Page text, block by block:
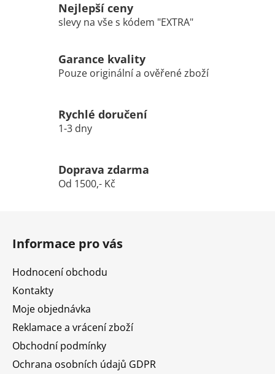
Nejlepší ceny
slevy na vše s kódem "EXTRA"
Garance kvality
Pouze originální a ověřené zboží
Rychlé doručení
1-3 dny
Doprava zdarma
Od 1500,- Kč
Informace pro vás
Hodnocení obchodu
Kontakty
Moje objednávka
Reklamace a vrácení zboží
Obchodní podmínky
Ochrana osobních údajů GDPR